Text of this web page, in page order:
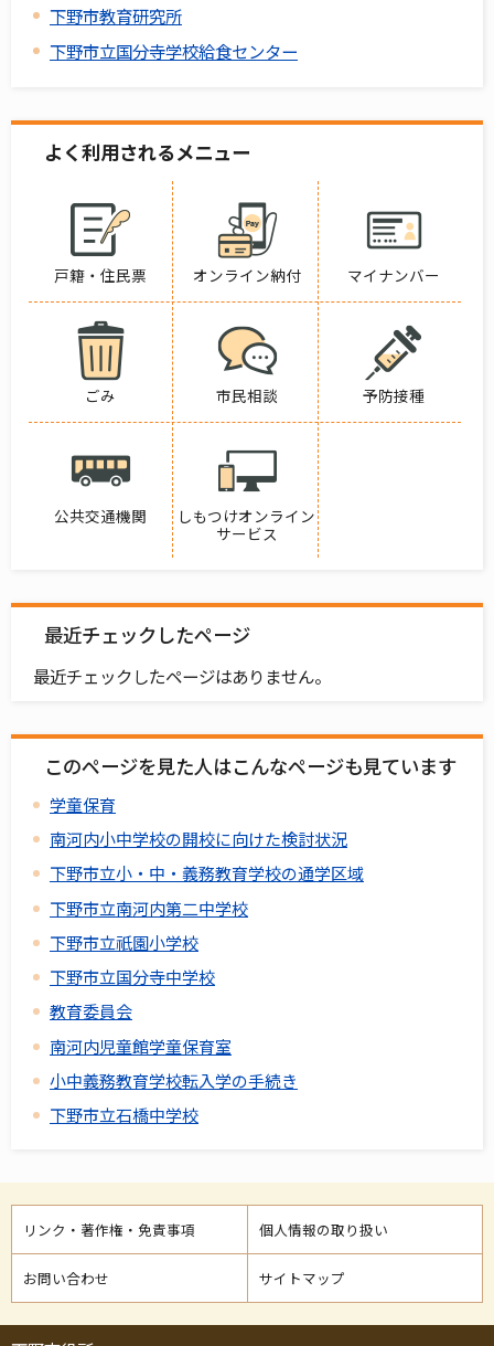
下野市教育研究所
下野市立国分寺学校給食センター
よく利用されるメニュー
戸籍・住民票 オンライン納付 マイナンバー
ごみ 市民相談 予防接種
公共交通機関
しもつけオンライン
サービス
最近チェックしたページ
最近チェックしたページはありません。
このページを見た人はこんなページも見ています
学童保育
南河内小中学校の開校に向けた検討状況
下野市立小・中・義務教育学校の通学区域
下野市立南河内第二中学校
下野市立祇園小学校
下野市立国分寺中学校
教育委員会
南河内児童館学童保育室
小中義務教育学校転入学の手続き
下野市立石橋中学校
リンク・著作権・免責事項 個人情報の取り扱い
お問い合わせ サイトマップ